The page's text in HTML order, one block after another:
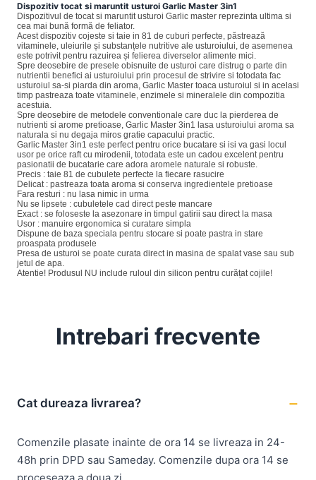
Dispozitiv tocat si maruntit usturoi Garlic Master 3in1
Dispozitivul de tocat si maruntit usturoi Garlic master reprezinta ultima si
cea mai bună formă de feliator.
Acest dispozitiv cojeste si taie in 81 de cuburi perfecte, păstrează
vitaminele, uleiurile și substanțele nutritive ale usturoiului, de asemenea
este potrivit pentru razuirea și felierea diverselor alimente mici.
Spre deosebire de presele obisnuite de usturoi care distrug o parte din
nutrientii benefici ai usturoiului prin procesul de strivire si totodata fac
usturoiul sa-si piarda din aroma, Garlic Master toaca usturoiul si in acelasi
timp pastreaza toate vitaminele, enzimele si mineralele din compozitia
acestuia.
Spre deosebire de metodele conventionale care duc la pierderea de
nutrienti si arome pretioase, Garlic Master 3in1 lasa usturoiului aroma sa
naturala si nu degaja miros gratie capacului practic.
Garlic Master 3in1 este perfect pentru orice bucatare si isi va gasi locul
usor pe orice raft cu mirodenii, totodata este un cadou excelent pentru
pasionatii de bucatarie care adora aromele naturale si robuste.
Precis : taie 81 de cubulete perfecte la fiecare rasucire
Delicat : pastreaza toata aroma si conserva ingredientele pretioase
Fara resturi : nu lasa nimic in urma
Nu se lipsete : cubuletele cad direct peste mancare
Exact : se foloseste la asezonare in timpul gatirii sau direct la masa
Usor : manuire ergonomica si curatare simpla
Dispune de baza speciala pentru stocare si poate pastra in stare
proaspata produsele
Presa de usturoi se poate curata direct in masina de spalat vase sau sub
jetul de apa.
Atentie! Produsul NU include ruloul din silicon pentru curățat cojile!
Intrebari frecvente
Cat dureaza livrarea?
Comenzile plasate inainte de ora 14 se livreaza in 24-
48h prin DPD sau Sameday. Comenzile dupa ora 14 se